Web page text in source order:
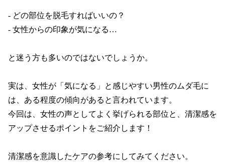
- どの部位を脱毛すればいいの？
- 女性からの印象が気になる…
と迷う方も多いのではないでしょうか。
実は、女性が「気になる」と感じやすい男性のムダ毛に
は、ある程度の傾向があると言われています。
今回は、女性の声としてよく挙げられる部位と、清潔感を
アップさせるポイントをご紹介します！
清潔感を意識したケアの参考にしてみてください。